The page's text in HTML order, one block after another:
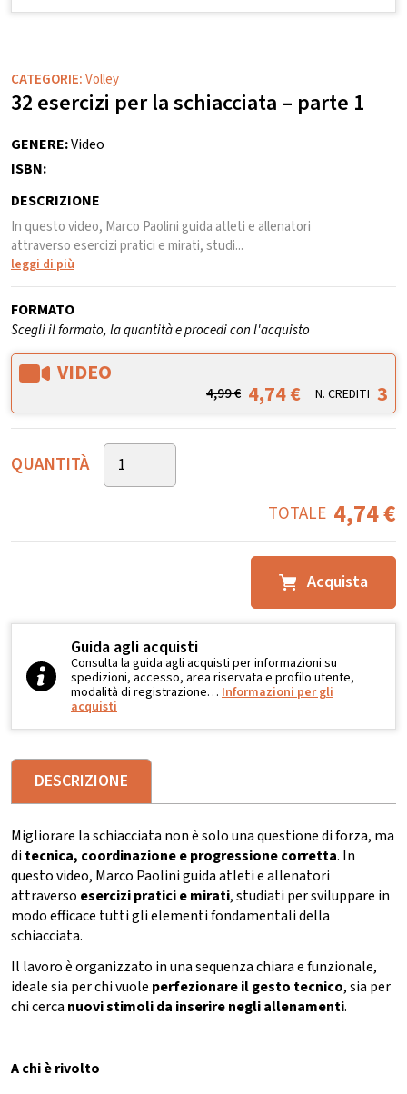
CATEGORIE:Volley
32 esercizi per la schiacciata – parte 1
GENERE:Video
ISBN:
DESCRIZIONE
In questo video, Marco Paolini guida atleti e allenatori
attraverso esercizi pratici e mirati, studi...
leggi di più
FORMATO
Scegli il formato, la quantità e procedi con l'acquisto
VIDEO
4,99€ 4,74€ N. CREDITI 3
QUANTITÀ
TOTALE 4,74€
Acquista
Guida agli acquisti
Consulta la guida agli acquisti per informazioni su
spedizioni, accesso, area riservata e profilo utente,
modalità di registrazione… Informazioni per gli
acquisti
DESCRIZIONE
Migliorare la schiacciata non è solo una questione di forza, ma
ditecnica, coordinazione e progressione corretta. In
questo video, Marco Paolini guida atleti e allenatori
attraverso esercizi pratici e mirati, studiati per sviluppare in
modo efficace tutti gli elementi fondamentali della
schiacciata.
Il lavoro è organizzato in una sequenza chiara e funzionale,
ideale sia per chi vuole perfezionare il gesto tecnico, sia per
chi cerca nuovi stimoli da inserire negli allenamenti.
A chi è rivolto